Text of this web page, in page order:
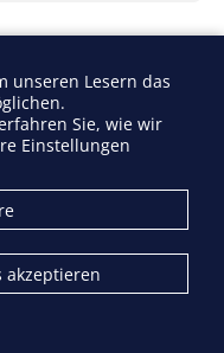
unseren Lesern das
Sie, wie wir
Einstellungen
akzeptieren